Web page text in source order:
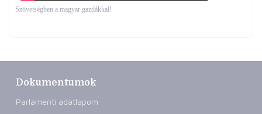
Szövetségben a magyar gazdákkal!
Dokumentumok
Parlamenti adatlapom